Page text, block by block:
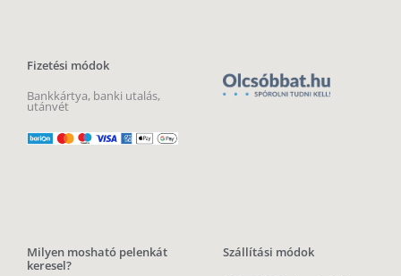
Fizetési módok
Bankkártya, banki utalás,
utánvét
Milyen mosható pelenkát
keresel?
Szállítási módok